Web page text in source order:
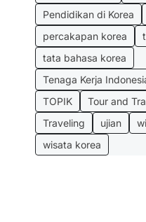
Pendidikan di Korea
percakapan korea
tata bahasa korea
Tenaga Kerja
TOPIK
Tour and
Traveling
ujian
wisata korea